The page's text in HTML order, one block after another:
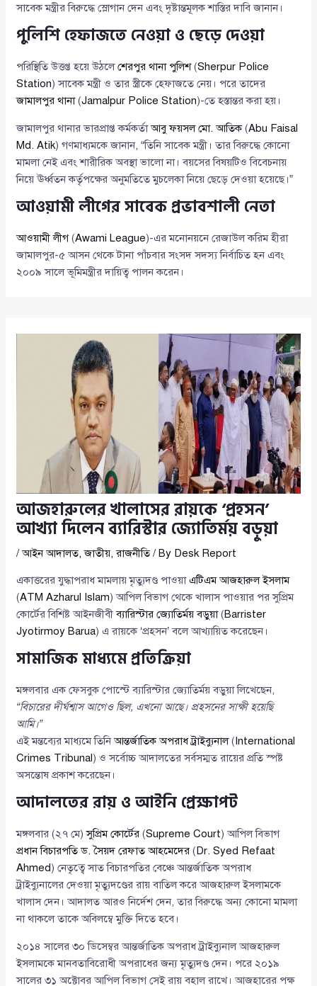
সাবেক মন্ত্রীর বিরুদ্ধে স্লোগান দেন এবং দৃষ্টান্তমূলক শাস্তির দাবি জানান।
পুলিশি হেফাজতে নেওয়া ও ছেড়ে দেওয়া
পরিস্থিতি উত্তপ্ত হয়ে উঠলেশেরপুর থানা পুলিশ(Sherpur Police
Station) সাবেক মন্ত্রী ও তার স্ত্রীকে হেফাজতে নেয়। পরে তাদের
জামালপুর থানা(Jamalpur Police Station)-তে হস্তান্তর করা হয়।
জামালপুর থানার ভারপ্রাপ্ত কর্মকর্তাআবু ফয়সল মো. আতিক(Abu Faisal
Md. Atik) গণমাধ্যমকে জানান, “তিনি সাবেক মন্ত্রী। তার বিরুদ্ধে কোনো
মামলা নেই এবং শারীরিক অবস্থা ভালো না। বয়সের বিষয়টিও বিবেচনায়
নিয়ে ঊর্ধ্বতন কর্তৃপক্ষের অনুমতিতে মুচলেকা নিয়ে ছেড়ে দেওয়া হয়েছে।”
আওয়ামী লীগের সাবেক প্রভাবশালী নেতা
আওয়ামী লীগ(Awami League)-এর মনোনয়নে রেজাউল করিম হীরা
জামালপুর-৫ আসন থেকে টানা পাঁচবার সংসদ সদস্য নির্বাচিত হন এবং
২০০৯ সালে ভূমিমন্ত্রীর দায়িত্ব পালন করেন।
আজহারুলের খালাসের রায়কে ‘প্রহসন’
আখ্যা দিলেন ব্যারিস্টার জ্যোতির্ময় বড়ুয়া
/আইন আদালত,জাতীয়,রাজনীতি/ By Desk Report
একাত্তরের যুদ্ধাপরাধ মামলায় মৃত্যুদণ্ড পাওয়াএটিএম আজহারুল ইসলাম
(ATM Azharul Islam) আপিল বিভাগ থেকে খালাস পাওয়ার পর সুপ্রিম
কোর্টের বিশিষ্ট আইনজীবীব্যারিস্টার জ্যোতির্ময় বড়ুয়া(Barrister
Jyotirmoy Barua) এ রায়কে ‘প্রহসন’ বলে আখ্যায়িত করেছেন।
সামাজিক মাধ্যমে প্রতিক্রিয়া
মঙ্গলবার এক ফেসবুক পোস্টে ব্যারিস্টার জ্যোতির্ময় বড়ুয়া লিখেছেন,
“বিচারের দীর্ঘশ্বাস আগেও ছিল, এখনো আছে। প্রহসনের সাক্ষী হয়েছি
আমি।”
এই মন্তব্যের মাধ্যমে তিনিআন্তর্জাতিক অপরাধ ট্রাইব্যুনাল( International
Crimes Tribunal ) ও সর্বোচ্চ আদালতের সর্বসম্মত রায়ের প্রতি স্পষ্ট
অসন্তোষ প্রকাশ করেছেন।
আদালতের রায় ও আইনি প্রেক্ষাপট
মঙ্গলবার (২৭ মে)সুপ্রিম কোর্টের (Supreme Court) আপিল বিভাগ
প্রধান বিচারপতি ড. সৈয়দ রেফাত আহমেদের ( Dr. Syed Refaat
Ahmed) নেতৃত্বে সাত বিচারপতির বেঞ্চে আন্তর্জাতিক অপরাধ
ট্রাইব্যুনালের দেওয়া মৃত্যুদণ্ডের রায় বাতিল করে আজহারুল ইসলামকে
খালাস দেন। আদালত আরও নির্দেশ দেন, তার বিরুদ্ধে অন্য কোনো মামলা
না থাকলে তাকে অবিলম্বে মুক্তি দিতে হবে।
২০১৪ সালের ৩০ ডিসেম্বর আন্তর্জাতিক অপরাধ ট্রাইব্যুনাল আজহারুল
ইসলামকে মানবতাবিরোধী অপরাধের জন্য মৃত্যুদণ্ড দেন। পরে ২০১৯
সালের ৩১ অক্টোবর আপিল বিভাগ সেই রায় বহাল রাখে। আজহারের পক্ষ